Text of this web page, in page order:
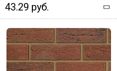
43.29 руб.